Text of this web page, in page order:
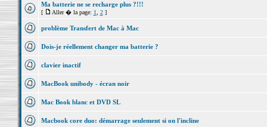
Ma batterie ne se recharge plus ?!!!
[ Aller � la page: 1 2]
problème Transfert de Mac à Mac
Dois-je réellement changer ma batterie ?
clavier inactif
MacBook unibody - écran noir
Mac Book blanc et DVD SL
Macbook core duo: démarrage seulement si on l'incline